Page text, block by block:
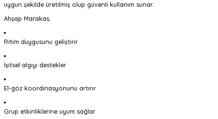
uygun şekilde üretilmiş olup güvenli kullanım sunar.
Ahşap Marakas;
Ritim duygusunu geliştirir
İşitsel algıyı destekler
El-göz koordinasyonunu artırır
Grup etkinliklerine uyum sağlar